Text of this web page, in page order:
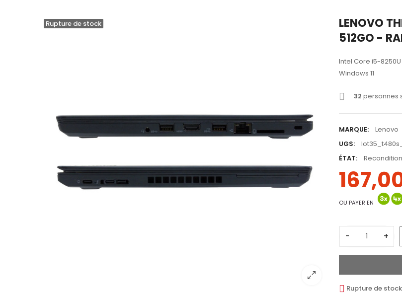
Rupture de stock
LENOVO
512GO -
Intel Core i5-8250U
Windows 11
32 personnes
MARQUE:
Lenovo
UGS:
ÉTAT:
OU PAYER EN
- +
Rupture de stock